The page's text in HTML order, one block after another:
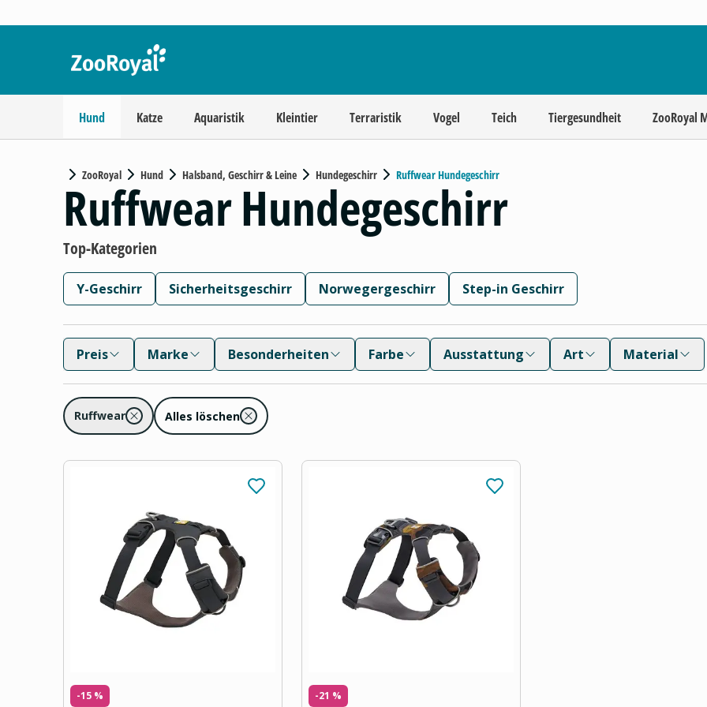
Hund Katze Aquaristik Kleintier Terraristik Vogel Teich Tiergesundheit ZooRoyal
ZooRoyal Hund Halsband, Geschirr & Leine Hundegeschirr Ruffwear Hundegeschirr
Ruffwear Hundegeschirr
Top-Kategorien
Y-Geschirr Sicherheitsgeschirr Norwegergeschirr Step-in Geschirr
Preis Marke Besonderheiten Farbe Ausstattung Art Material
Ruffwear Alles löschen
-15 %
-21 %